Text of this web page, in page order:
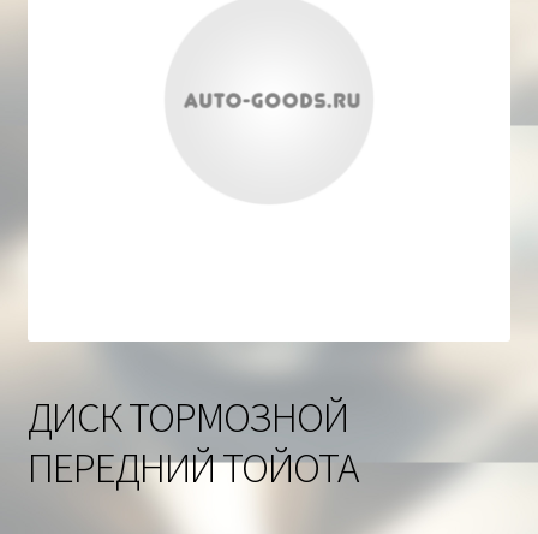
ДИСК ТОРМОЗНОЙ
ПЕРЕДНИЙ ТОЙОТА